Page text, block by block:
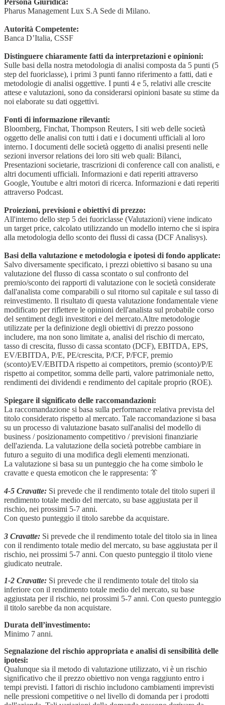
Persona Giuridica:
Pharus Management Lux S.A Sede di Milano.
Autorità Competente:
Banca D’Italia, CSSF
Distinguere chiaramente fatti da interpretazioni e opinioni:
Sulle basi della nostra metodologia di analisi composta da 5 punti (5
step del fuoriclasse), i primi 3 punti fanno riferimento a fatti, dati e
metodologie di analisi oggettive. I punti 4 e 5, relativi alle crescite
attese e valutazioni, sono da considerarsi opinioni basate su stime da
noi elaborate su dati oggettivi.
Fonti di informazione rilevanti:
Bloomberg, Finchat, Thompson Reuters, I siti web delle società
oggetto delle analisi con tutti i dati e i documenti ufficiali al loro
interno. I documenti delle società oggetto di analisi presenti nelle
sezioni inversor relations dei loro siti web quali: Bilanci,
Presentazioni societarie, trascrizioni di conference call con analisti, e
altri documenti ufficiali. Informazioni e dati reperiti attraverso
Google, Youtube e altri motori di ricerca. Informazioni e dati reperiti
attraverso Podcast.
Proiezioni, previsioni e obiettivi di prezzo:
All'interno dello step 5 dei fuoriclasse (Valutazioni) viene indicato
un target price, calcolato utilizzando un modello interno che si ispira
alla metodologia dello sconto dei flussi di cassa (DCF Analisys).
Basi della valutazione e metodologia e ipotesi di fondo applicate:
Salvo diversamente specificato, i prezzi obiettivo si basano su una
valutazione del flusso di cassa scontato o sul confronto del
premio/sconto dei rapporti di valutazione con le società considerate
dall'analista come comparabili o sul ritorno sul capitale e sul tasso di
reinvestimento. Il risultato di questa valutazione fondamentale viene
modificato per riflettere le opinioni dell'analista sul probabile corso
del sentiment degli investitori e del mercato.Altre metodologie
utilizzate per la definizione degli obiettivi di prezzo possono
includere, ma non sono limitate a, analisi del rischio di mercato,
tasso di crescita, flusso di cassa scontato (DCF), EBITDA, EPS,
EV/EBITDA, P/E, PE/crescita, P/CF, P/FCF, premio
(sconto)/EV/EBITDA rispetto ai competitors, premio (sconto)/P/E
rispetto ai competitor, somma delle parti, valore patrimoniale netto,
rendimenti dei dividendi e rendimento del capitale proprio (ROE).
Spiegare il significato delle raccomandazioni:
La raccomandazione si basa sulla performance relativa prevista del
titolo considerato rispetto al mercato. Tale raccomandazione si basa
su un processo di valutazione basato sull'analisi del modello di
business / posizionamento competitivo / previsioni finanziarie
dell'azienda. La valutazione della società potrebbe cambiare in
futuro a seguito di una modifica degli elementi menzionati.
La valutazione si basa su un punteggio che ha come simbolo le
cravatte e questa emoticon che le rappresenta: 👔
4-5 Cravatte: Si prevede che il rendimento totale del titolo superi il
rendimento totale medio del mercato, su base aggiustata per il
rischio, nei prossimi 5-7 anni.
Con questo punteggio il titolo sarebbe da acquistare.
3 Cravatte: Si prevede che il rendimento totale del titolo sia in linea
con il rendimento totale medio del mercato, su base aggiustata per il
rischio, nei prossimi 5-7 anni. Con questo punteggio il titolo viene
giudicato neutrale.
1-2 Cravatte: Si prevede che il rendimento totale del titolo sia
inferiore con il rendimento totale medio del mercato, su base
aggiustata per il rischio, nei prossimi 5-7 anni. Con questo punteggio
il titolo sarebbe da non acquistare.
Durata dell’investimento:
Minimo 7 anni.
Segnalazione del rischio appropriata e analisi di sensibilità delle
ipotesi:
Qualunque sia il metodo di valutazione utilizzato, vi è un rischio
significativo che il prezzo obiettivo non venga raggiunto entro i
tempi previsti. I fattori di rischio includono cambiamenti imprevisti
nelle pressioni competitive o nel livello di domanda per i prodotti